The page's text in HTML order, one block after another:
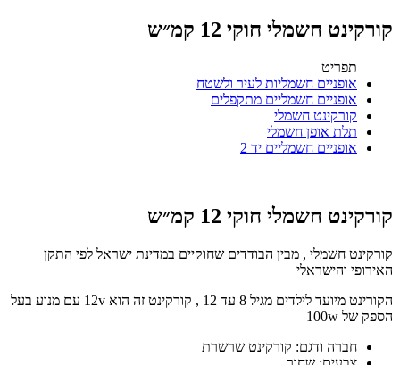
קורקינט חשמלי חוקי 12 קמ״ש
תפריט
אופניים חשמליות לעיר ולשטח
אופניים חשמליים מתקפלים
קורקינט חשמלי
תלת אופן חשמלי
אופניים חשמליים יד 2
קורקינט חשמלי חוקי 12 קמ״ש
קורקינט חשמלי , מבין הבודדים שחוקיים במדינת ישראל לפי התקן
האירופי והישראלי
הקורינט מיועד לילדים מגיל 8 עד 12 , קורקינט זה הוא 12v עם מנוע בעל
הספק של 100w
חברה ודגם: קורקינט שרשרת